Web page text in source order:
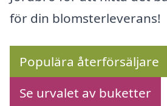
för din blomsterleverans!
Populära återförsäljare
Se urvalet av buketter